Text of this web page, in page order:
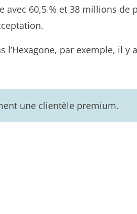
avec 60,5 % et 38 millions de
par exemple, il y
une clientèle premium.